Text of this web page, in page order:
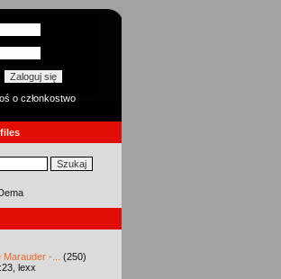
o członkostwo
-...
(250)
lexx